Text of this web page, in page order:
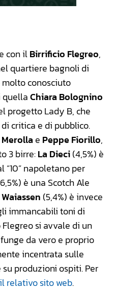
con ilBirrificio Flegreo,
quartiere bagnoli di
conosciuto
quellaChiara Bolognino
progetto Lady B, che
critica e di pubblico.
e Peppe Fiorillo,
3 birre:La Dieci(4,5%) è
“10” napoletano per
è una Scotch Ale
Waiassen (5,4%) è invece
immancabili toni di
si avvale di un
da vero e proprio
incentrata sulle
produzioni ospiti. Per
il relativo sito web.